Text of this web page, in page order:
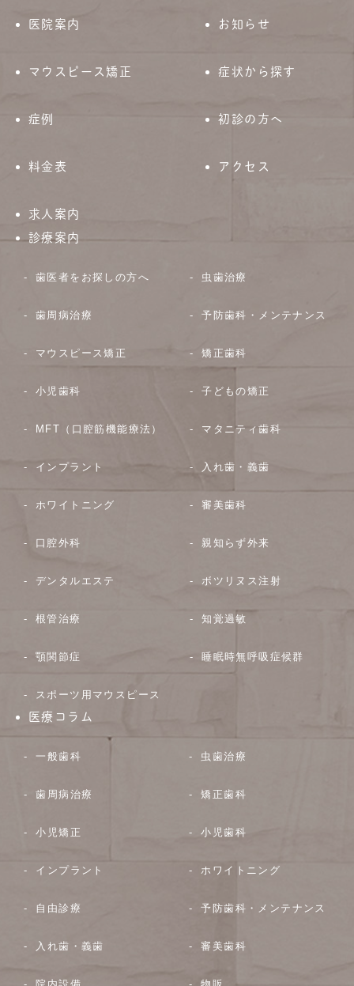
医院案内 お知らせ
マウスピース矯正 症状から探す
症例 初診の方へ
料金表 アクセス
求人案内
診療案内
歯医者をお探しの方へ 虫歯治療
歯周病治療 予防歯科・メンテナンス
マウスピース矯正 矯正歯科
小児歯科 子どもの矯正
MFT（口腔筋機能療法） マタニティ歯科
インプラント 入れ歯・義歯
ホワイトニング 審美歯科
口腔外科 親知らず外来
デンタルエステ ボツリヌス注射
根管治療 知覚過敏
顎関節症 睡眠時無呼吸症候群
スポーツ用マウスピース
医療コラム
一般歯科 虫歯治療
歯周病治療 矯正歯科
小児矯正 小児歯科
インプラント ホワイトニング
自由診療 予防歯科・メンテナンス
入れ歯・義歯 審美歯科